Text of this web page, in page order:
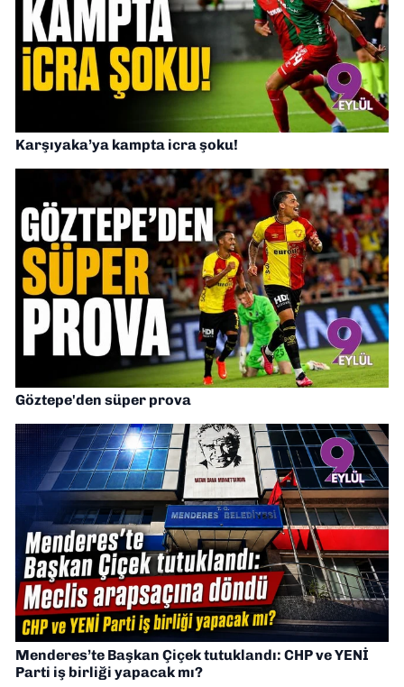
Karşıyaka’ya kampta icra şoku!
Göztepe'den süper prova
Menderes’te Başkan Çiçek tutuklandı: CHP ve YENİ
Parti iş birliği yapacak mı?